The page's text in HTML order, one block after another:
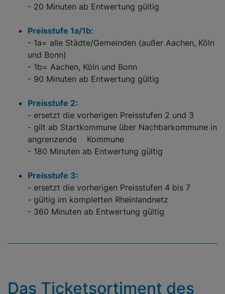
- 20 Minuten ab Entwertung gültig
Preisstufe 1a/1b:
- 1a= alle Städte/Gemeinden (außer Aachen, Köln
und Bonn)
- 1b= Aachen, Köln und Bonn
- 90 Minuten ab Entwertung gültig
Preisstufe 2:
- ersetzt die vorherigen Preisstufen 2 und 3
- gilt ab Startkommune über Nachbarkommune in
angrenzende Kommune
- 180 Minuten ab Entwertung gültig
Preisstufe 3:
- ersetzt die vorherigen Preisstufen 4 bis 7
- gültig im kompletten Rheinlandnetz
- 360 Minuten ab Entwertung gültig
Das Ticketsortiment des